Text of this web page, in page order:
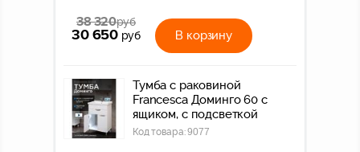
38 320руб
30 650 руб В корзину
Тумба с раковиной
Francesca Доминго 60 с
ящиком, с подсветкой
Код товара:9077